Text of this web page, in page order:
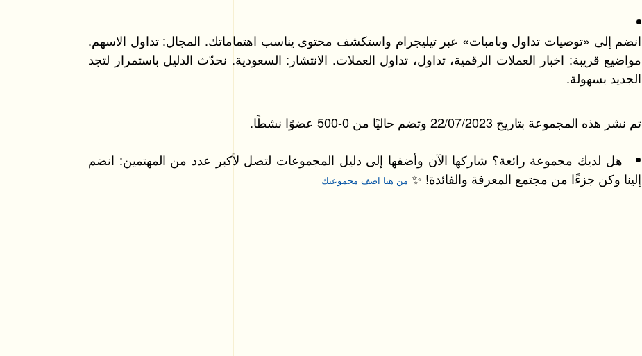
انضم إلى «توصيات تداول وبامبات» عبر تيليجرام واستكشف محتوى يناسب اهتماماتك. المجال: تداول الاسهم.
مواضيع قريبة: اخبار العملات الرقمية، تداول، تداول العملات. الانتشار: السعودية. نحدّث الدليل باستمرار لتجد
الجديد بسهولة.
تم نشر هذه المجموعة بتاريخ 22/07/2023 وتضم حاليًا من 0-500 عضوًا نشطًا.
هل لديك مجموعة رائعة؟ شاركها الآن وأضفها إلى دليل المجموعات لتصل لأكبر عدد من المهتمين: انضم
إلينا وكن جزءًا من مجتمع المعرفة والفائدة! ✨ من هنا اضف مجموعتك